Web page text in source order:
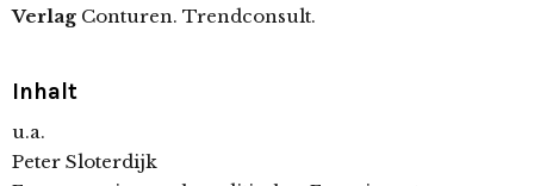
Verlag Conturen. Trendconsult.
Inhalt
u.a.
Peter Sloterdijk